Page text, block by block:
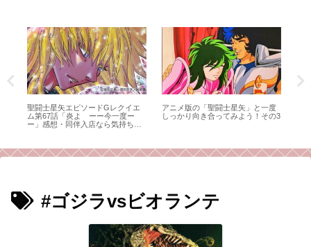
聖闘士星矢エピソードGレクイエ
ム第67話「炎よ ーー今一度ー
ー」感想・同伴入店なら気持ちも
アニメ版の「聖闘士星矢」と一度
しっかり向き合ってみよう！その3
#ゴジラvsビオランテ